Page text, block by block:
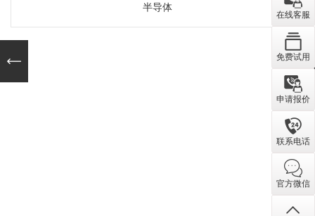
半导体
在线客服
免费试用
申请报价
联系电话
官方微信